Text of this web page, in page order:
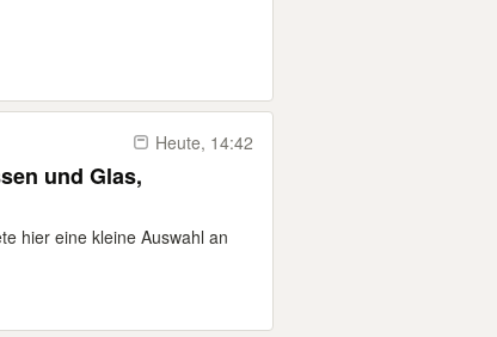
Heute, 14:42
und Glas,
hier eine kleine Auswahl an